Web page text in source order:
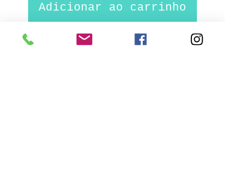
Adicionar ao carrinho
Técnica: óleo sobre tela